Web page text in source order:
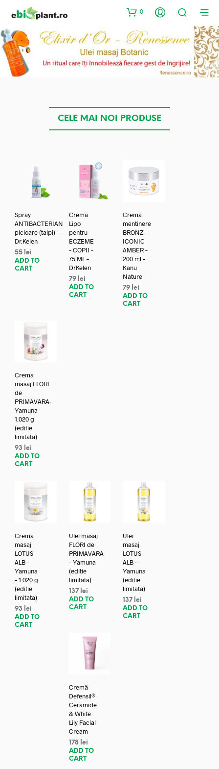
0
CELE MAI NOI PRODUSE
Spray
ANTIBACTERIAN
picioare (talpi) –
Dr.Kelen
55 lei
ADD TO
CART
Crema
Lipo
pentru
ECZEME
– COPII –
75 ML –
DrKelen
79 lei
ADD TO
CART
Crema
mentinere
BRONZ –
ICONIC
AMBER –
200 ml –
Kanu
Nature
79 lei
ADD TO
CART
Crema
masaj FLORI
de
PRIMAVARA-
Yamuna –
1.020 g
(editie
limitata)
93
lei
ADD TO
CART
Crema
masaj
LOTUS
ALB –
Yamuna
– 1.020 g
(editie
limitata)
93
lei
ADD TO
CART
Ulei masaj
FLORI de
PRIMAVARA
– Yamuna
(editie
limitata)
137 lei
ADD TO
CART
Ulei
masaj
LOTUS
ALB –
Yamuna
(editie
limitata)
137 lei
ADD TO
CART
Cremă
Defensil®
Ceramide
& White
Lily Facial
Cream
178 lei
ADD TO
CART